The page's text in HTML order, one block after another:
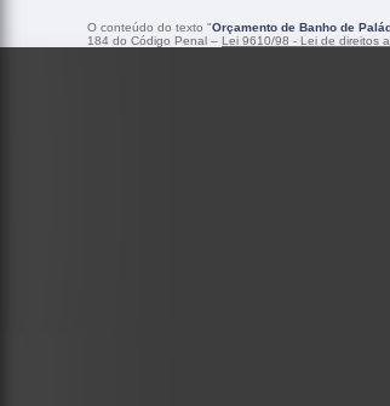
O conteúdo do texto "Orçamento de Banho de
184 do Código Penal – Lei 9610/98 - Lei de direitos